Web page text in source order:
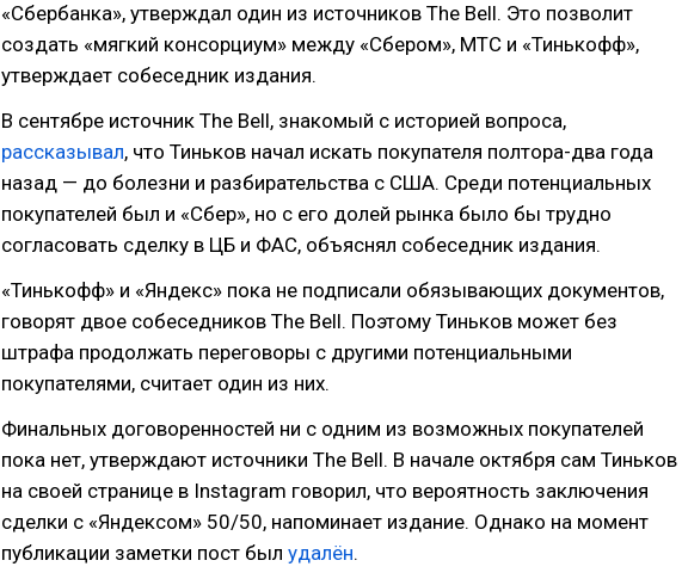
«Сбербанка», утверждал один из источников The Bell. Это позволит
создать «мягкий консорциум» между «Сбером», МТС и «Тинькофф»,
утверждает собеседник издания.
В сентябре источник The Bell, знакомый с историей вопроса,
рассказывал, что Тиньков начал искать покупателя полтора-два года
назад — до болезни и разбирательства с США. Среди потенциальных
покупателей был и «Сбер», но с его долей рынка было бы трудно
согласовать сделку в ЦБ и ФАС, объяснял собеседник издания.
«Тинькофф» и «Яндекс» пока не подписали обязывающих документов,
говорят двое собеседников The Bell. Поэтому Тиньков может без
штрафа продолжать переговоры с другими потенциальными
покупателями, считает один из них.
Финальных договоренностей ни с одним из возможных покупателей
пока нет, утверждают источники The Bell. В начале октября сам Тиньков
на своей странице в Instagram говорил, что вероятность заключения
сделки с «Яндексом» 50/50, напоминает издание. Однако на момент
публикации заметки пост был удалён.